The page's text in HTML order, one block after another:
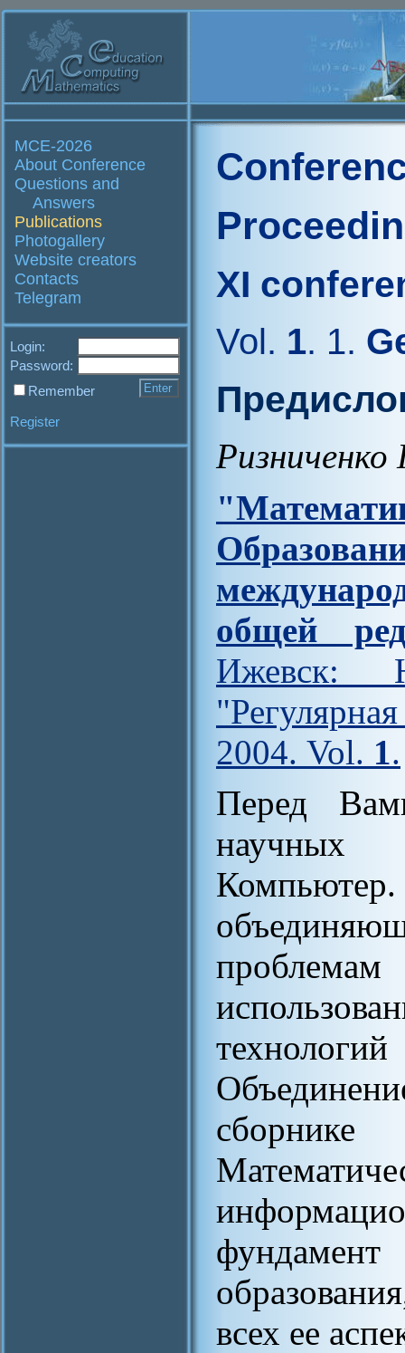
MCE-2026
About Conference
Questions and
Answers
Publications
Photogallery
Website creators
Contacts
Telegram
Login:
Password:
Remember
Register
XI
Vol. 1. 1.
общей
Ижевск:
2004. Vol. 1.
Перед
научных
всех ее